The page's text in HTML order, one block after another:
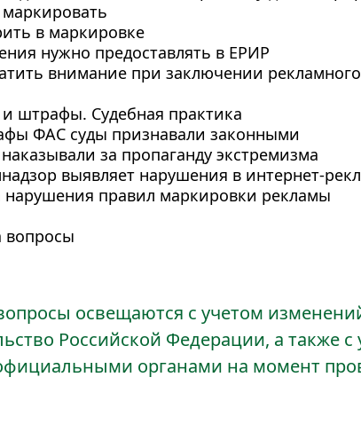
в маркировке
нужно предоставлять в ЕРИР
внимание при заключении
штрафы. Судебная практика
ФАС суды признавали законными
за пропаганду экстремизма
выявляет нарушения в интернет-
правил маркировки рекламы
вопросы
освещаются с учетом
Российской Федерации, а также
органами на момент